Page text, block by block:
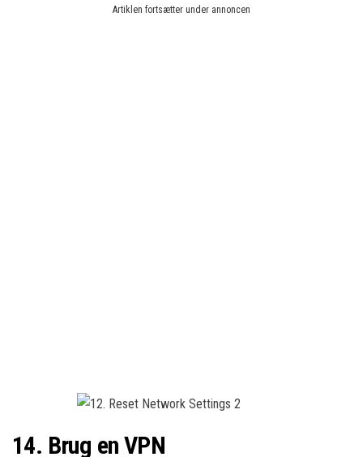
Artiklen fortsætter under annoncen
14. Brug en VPN